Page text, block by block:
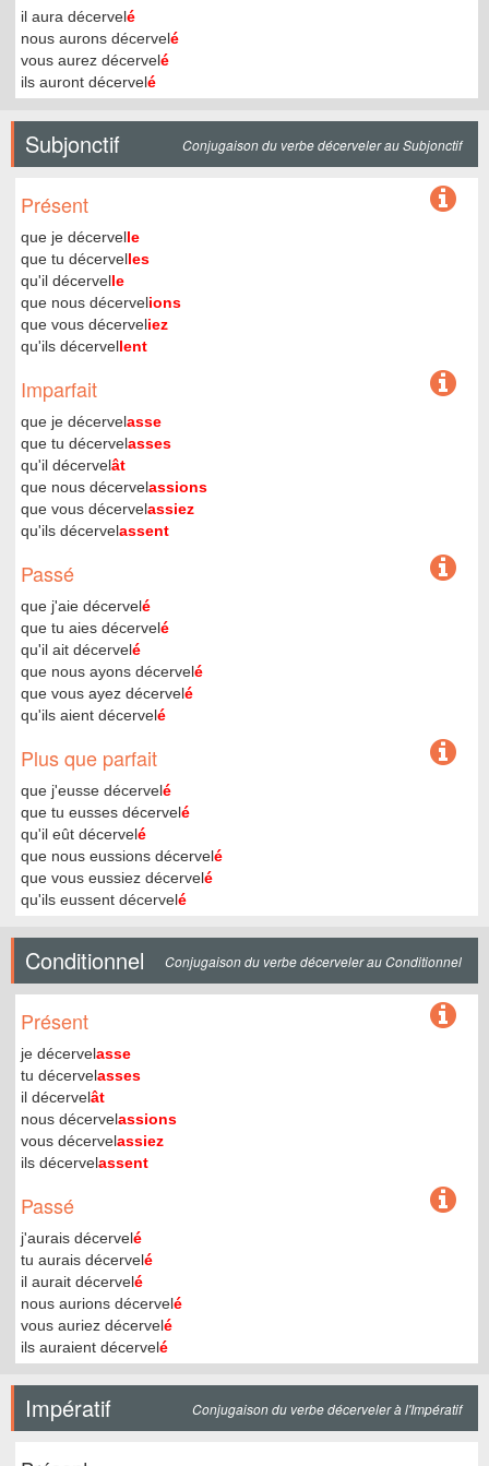
il aura décervelé
nous aurons décervelé
vous aurez décervelé
ils auront décervelé
Subjonctif Conjugaison du verbe décerveler au Subjonctif
Présent
que je décervelle
que tu décervelles
qu'il décervelle
que nous décervelions
que vous décerveliez
qu'ils décervellent
Imparfait
que je décervelasse
que tu décervelasses
qu'il décervelât
que nous décervelassions
que vous décervelassiez
qu'ils décervelassent
Passé
que j'aie décervelé
que tu aies décervelé
qu'il ait décervelé
que nous ayons décervelé
que vous ayez décervelé
qu'ils aient décervelé
Plus que parfait
que j'eusse décervelé
que tu eusses décervelé
qu'il eût décervelé
que nous eussions décervelé
que vous eussiez décervelé
qu'ils eussent décervelé
Conditionnel Conjugaison du verbe décerveler au Conditionnel
Présent
je décervelasse
tu décervelasses
il décervelât
nous décervelassions
vous décervelassiez
ils décervelassent
Passé
j'aurais décervelé
tu aurais décervelé
il aurait décervelé
nous aurions décervelé
vous auriez décervelé
ils auraient décervelé
Impératif Conjugaison du verbe décerveler à l'Impératif